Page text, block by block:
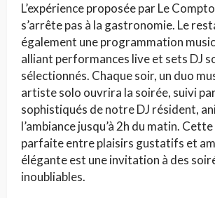
L’expérience proposée par Le
s’arrête pas à la gastronomie. Le
également une programmation
alliant performances live et sets DJ
sélectionnés. Chaque soir, un duo
artiste solo ouvrira la soirée, suivi
sophistiqués de notre DJ résident,
l’ambiance jusqu’à 2h du matin.
parfaite entre plaisirs gustatifs et
élégante est une invitation à des
inoubliables.